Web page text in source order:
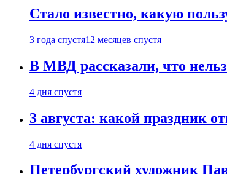
Стало известно, какую
3 года спустя12 месяцев спустя
В МВД рассказали, что
4 дня спустя
3 августа: какой праздник
4 дня спустя
Петербургский художник